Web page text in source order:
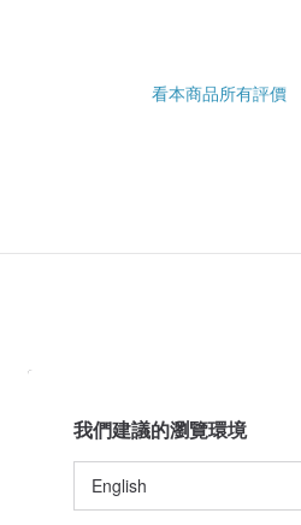
看本商品所有評價
我們建議的瀏覽環境